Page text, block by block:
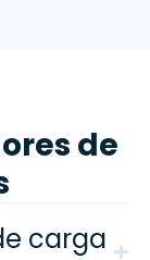
de
carga